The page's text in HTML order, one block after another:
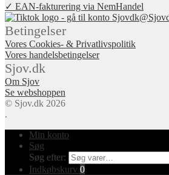
✓ EAN-fakturering via NemHandel
Betingelser
Vores Cookies- & Privatlivspolitik
Vores handelsbetingelser
Sjov.dk
Om Sjov
Se webshoppen
© Sjov.dk 2026
.
Min konto
Søg
Søg efter:
Indkøbskurv 0